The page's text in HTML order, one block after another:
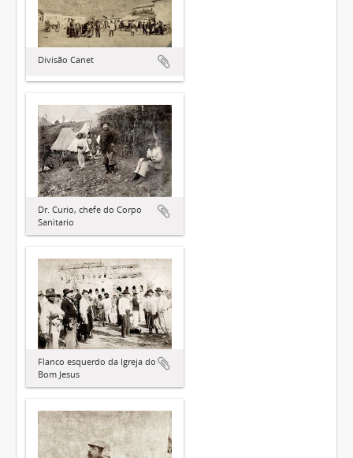
Divisão Canet
Dr. Curio, chefe do Corpo
Sanitario
Flanco esquerdo da Igreja do
Bom Jesus